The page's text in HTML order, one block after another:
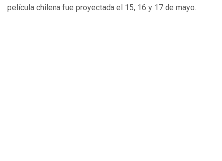
película chilena fue proyectada el 15, 16 y 17 de mayo.